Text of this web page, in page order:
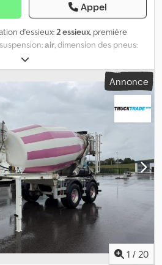
Appel
d'essieux:2 essieux, première
air, dimension des pneus:
, Année de construction:
des pneus : 425/65 R22.5
: freins à tambour Suspension :
arrière 1 : profil de pneu gauche :
% Essieu arrière 2 : profil de pneu
droit : 5 % Poids Codpfx Aszra R
kg Charge utile : 24 500 kg PTAC :
: aucun
Annonce
1 / 20